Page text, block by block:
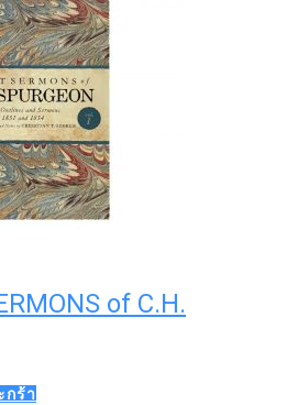
of C.H.
กร้า